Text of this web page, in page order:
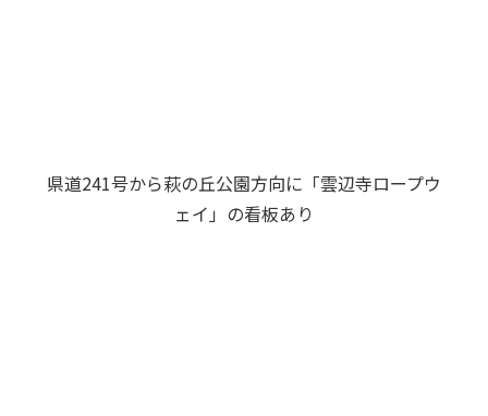
県道241号から萩の丘公園方向に「雲辺寺ロープウ
ェイ」の看板あり